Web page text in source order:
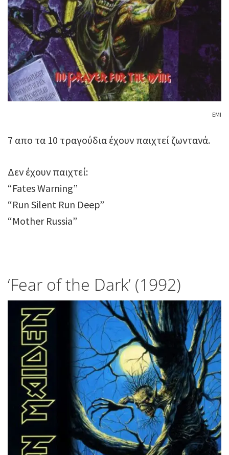
ΕΜΙ
7 απο τα 10 τραγούδια έχουν παιχτεί ζωντανά.
Δεν έχουν παιχτεί:
“Fates Warning”
“Run Silent Run Deep”
“Mother Russia”
‘Fear of the Dark’ (1992)